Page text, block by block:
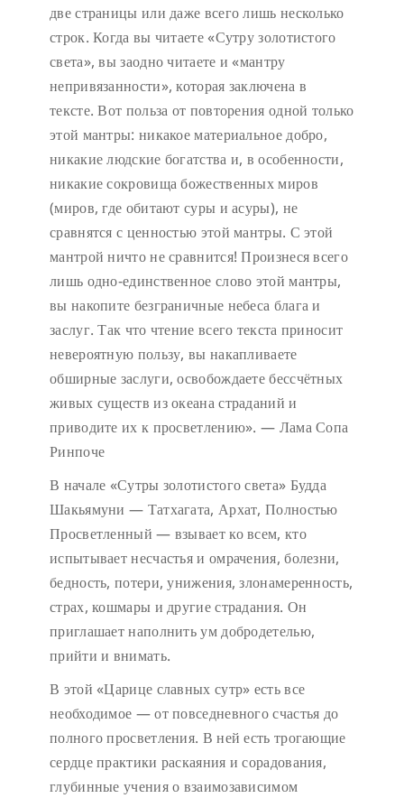
две страницы или даже всего лишь несколько
строк. Когда вы читаете «Сутру золотистого
света», вы заодно читаете и «мантру
непривязанности», которая заключена в
тексте. Вот польза от повторения одной только
этой мантры: никакое материальное добро,
никакие людские богатства и, в особенности,
никакие сокровища божественных миров
(миров, где обитают суры и асуры), не
сравнятся с ценностью этой мантры. С этой
мантрой ничто не сравнится! Произнеся всего
лишь одно-единственное слово этой мантры,
вы накопите безграничные небеса блага и
заслуг. Так что чтение всего текста приносит
невероятную пользу, вы накапливаете
обширные заслуги, освобождаете бессчётных
живых существ из океана страданий и
приводите их к просветлению». — Лама Сопа
Ринпоче
В начале «Сутры золотистого света» Будда
Шакьямуни — Татхагата, Архат, Полностью
Просветленный — взывает ко всем, кто
испытывает несчастья и омрачения, болезни,
бедность, потери, унижения, злонамеренность,
страх, кошмары и другие страдания. Он
приглашает наполнить ум добродетелью,
прийти и внимать.
В этой «Царице славных сутр» есть все
необходимое — от повседневного счастья до
полного просветления. В ней есть трогающие
сердце практики раскаяния и сорадования,
глубинные учения о взаимозависимом